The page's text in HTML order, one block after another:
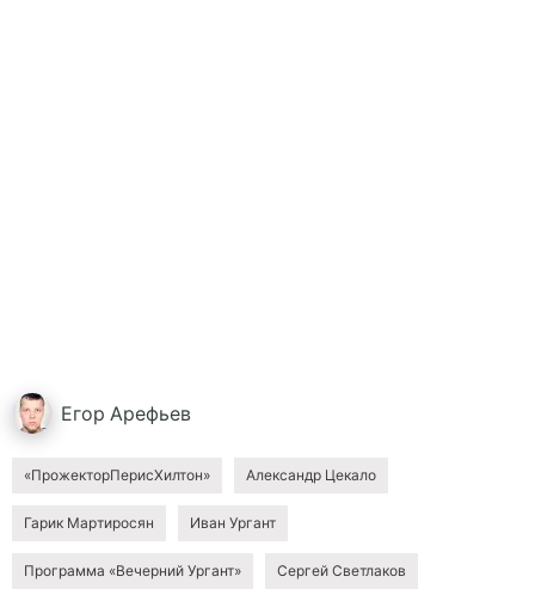
Егор Арефьев
«ПрожекторПерисХилтон» Александр Цекало
Гарик Мартиросян Иван Ургант
Программа «Вечерний Ургант» Сергей Светлаков